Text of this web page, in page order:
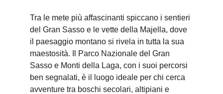
Tra le mete più affascinanti spiccano i sentieri
del Gran Sasso e le vette della Majella, dove
il paesaggio montano si rivela in tutta la sua
maestosità. Il Parco Nazionale del Gran
Sasso e Monti della Laga, con i suoi percorsi
ben segnalati, è il luogo ideale per chi cerca
avventure tra boschi secolari, altipiani e